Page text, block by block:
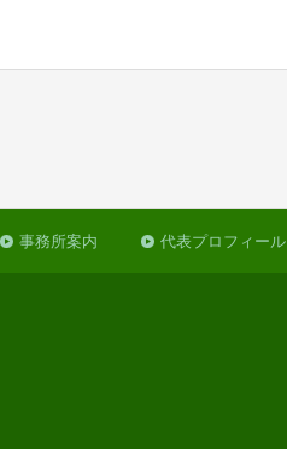
事務所案内 代表プロフィール